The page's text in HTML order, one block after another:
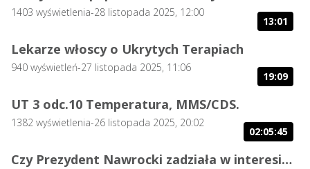
1403 wyświetlenia-28 listopada 2025, 12:00
13:01
Lekarze włoscy o Ukrytych Terapiach
940 wyświetleń-27 listopada 2025, 11:06
19:09
UT 3 odc.10 Temperatura, MMS/CDS.
1382 wyświetlenia-26 listopada 2025, 20:02
02:05:45
Czy Prezydent Nawrocki zadziała w interesie wszystkich Polaków?